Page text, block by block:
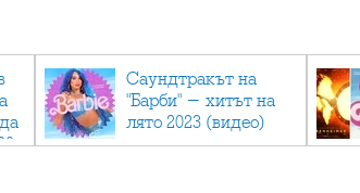
Саундтракът на
"Барби" - хитът на
лято 2023 (видео)